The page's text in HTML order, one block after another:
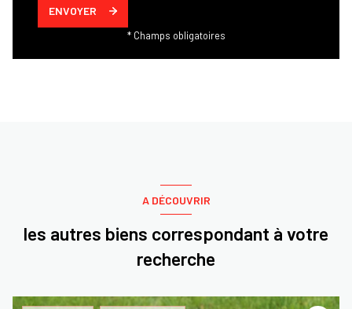
ENVOYER
* Champs obligatoires
A DÉCOUVRIR
les autres biens correspondant à votre
recherche